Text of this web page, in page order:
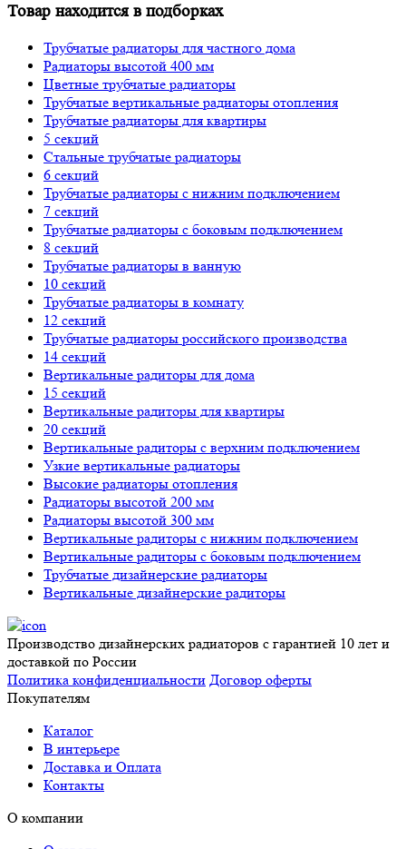
Товар находится в подборках
Трубчатые радиаторы для частного дома
Радиаторы высотой 400 мм
Цветные трубчатые радиаторы
Трубчатые вертикальные радиаторы отопления
Трубчатые радиаторы для квартиры
5 секций
Стальные трубчатые радиаторы
6 секций
Трубчатые радиаторы с нижним подключением
7 секций
Трубчатые радиаторы с боковым подключением
8 секций
Трубчатые радиаторы в ванную
10 секций
Трубчатые радиаторы в комнату
12 секций
Трубчатые радиаторы российского производства
14 секций
Вертикальные радиторы для дома
15 секций
Вертикальные радиторы для квартиры
20 секций
Вертикальные радиторы с верхним подключением
Узкие вертикальные радиаторы
Высокие радиаторы отопления
Радиаторы высотой 200 мм
Радиаторы высотой 300 мм
Вертикальные радиторы с нижним подключением
Вертикальные радиторы с боковым подключением
Трубчатые дизайнерские радиаторы
Вертикальные дизайнерские радиторы
Производство дизайнерских радиаторов с гарантией 10 лет и
доставкой по России
Политика конфиденциальности Договор оферты
Покупателям
Каталог
В интерьере
Доставка и Оплата
Контакты
О компании